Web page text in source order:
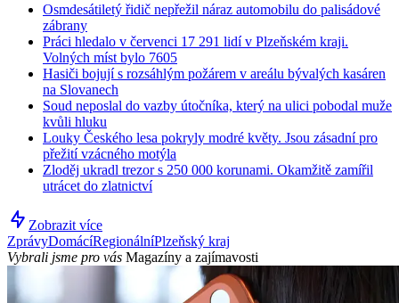
Osmdesátiletý řidič nepřežil náraz automobilu do palisádové
zábrany
Práci hledalo v červenci 17 291 lidí v Plzeňském kraji.
Volných míst bylo 7605
Hasiči bojují s rozsáhlým požárem v areálu bývalých kasáren
na Slovanech
Soud neposlal do vazby útočníka, který na ulici pobodal muže
kvůli hluku
Louky Českého lesa pokryly modré květy. Jsou zásadní pro
přežití vzácného motýla
Zloděj ukradl trezor s 250 000 korunami. Okamžitě zamířil
utrácet do zlatnictví
Zobrazit více
ZprávyDomácíRegionálníPlzeňský kraj
Vybrali jsme pro vás Magazíny a zajímavosti